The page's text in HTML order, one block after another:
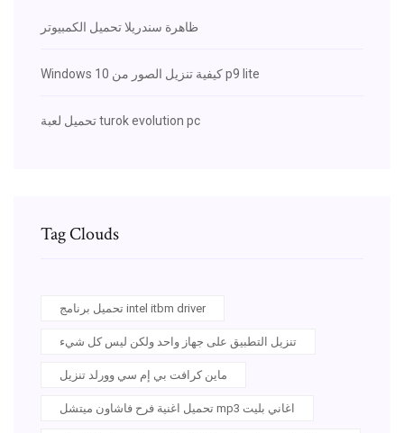
ظاهرة سندريلا تحميل الكمبيوتر
Windows 10 كيفية تنزيل الصور من p9 lite
تحميل لعبة turok evolution pc
Tag Clouds
تحميل برنامج intel itbm driver
تنزيل التطبيق على جهاز واحد ولكن ليس كل شيء
ماين كرافت بي إم سي وورلد تنزيل
تحميل اغنية فرح فاشاون ميتشل mp3 اغاني بليت